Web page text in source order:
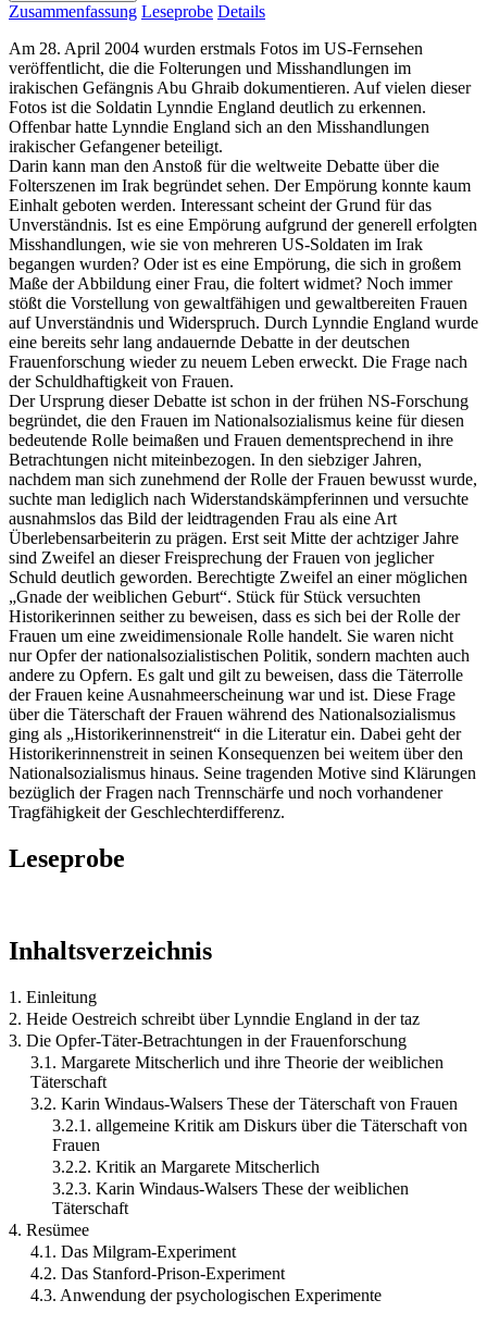
Zusammenfassung Leseprobe Details
Am 28. April 2004 wurden erstmals Fotos im US-Fernsehen
veröffentlicht, die die Folterungen und Misshandlungen im
irakischen Gefängnis Abu Ghraib dokumentieren. Auf vielen dieser
Fotos ist die Soldatin Lynndie England deutlich zu erkennen.
Offenbar hatte Lynndie England sich an den Misshandlungen
irakischer Gefangener beteiligt.
Darin kann man den Anstoß für die weltweite Debatte über die
Folterszenen im Irak begründet sehen. Der Empörung konnte kaum
Einhalt geboten werden. Interessant scheint der Grund für das
Unverständnis. Ist es eine Empörung aufgrund der generell erfolgten
Misshandlungen, wie sie von mehreren US-Soldaten im Irak
begangen wurden? Oder ist es eine Empörung, die sich in großem
Maße der Abbildung einer Frau, die foltert widmet? Noch immer
stößt die Vorstellung von gewaltfähigen und gewaltbereiten Frauen
auf Unverständnis und Widerspruch. Durch Lynndie England wurde
eine bereits sehr lang andauernde Debatte in der deutschen
Frauenforschung wieder zu neuem Leben erweckt. Die Frage nach
der Schuldhaftigkeit von Frauen.
Der Ursprung dieser Debatte ist schon in der frühen NS-Forschung
begründet, die den Frauen im Nationalsozialismus keine für diesen
bedeutende Rolle beimaßen und Frauen dementsprechend in ihre
Betrachtungen nicht miteinbezogen. In den siebziger Jahren,
nachdem man sich zunehmend der Rolle der Frauen bewusst wurde,
suchte man lediglich nach Widerstandskämpferinnen und versuchte
ausnahmslos das Bild der leidtragenden Frau als eine Art
Überlebensarbeiterin zu prägen. Erst seit Mitte der achtziger Jahre
sind Zweifel an dieser Freisprechung der Frauen von jeglicher
Schuld deutlich geworden. Berechtigte Zweifel an einer möglichen
„Gnade der weiblichen Geburt“. Stück für Stück versuchten
Historikerinnen seither zu beweisen, dass es sich bei der Rolle der
Frauen um eine zweidimensionale Rolle handelt. Sie waren nicht
nur Opfer der nationalsozialistischen Politik, sondern machten auch
andere zu Opfern. Es galt und gilt zu beweisen, dass die Täterrolle
der Frauen keine Ausnahmeerscheinung war und ist. Diese Frage
über die Täterschaft der Frauen während des Nationalsozialismus
ging als „Historikerinnenstreit“ in die Literatur ein. Dabei geht der
Historikerinnenstreit in seinen Konsequenzen bei weitem über den
Nationalsozialismus hinaus. Seine tragenden Motive sind Klärungen
bezüglich der Fragen nach Trennschärfe und noch vorhandener
Tragfähigkeit der Geschlechterdifferenz.
Leseprobe
Inhaltsverzeichnis
1. Einleitung
2. Heide Oestreich schreibt über Lynndie England in der taz
3. Die Opfer-Täter-Betrachtungen in der Frauenforschung
3.1. Margarete Mitscherlich und ihre Theorie der weiblichen
Täterschaft
3.2. Karin Windaus-Walsers These der Täterschaft von Frauen
3.2.1. allgemeine Kritik am Diskurs über die Täterschaft von
Frauen
3.2.2. Kritik an Margarete Mitscherlich
3.2.3. Karin Windaus-Walsers These der weiblichen
Täterschaft
4. Resümee
4.1. Das Milgram-Experiment
4.2. Das Stanford-Prison-Experiment
4.3. Anwendung der psychologischen Experimente